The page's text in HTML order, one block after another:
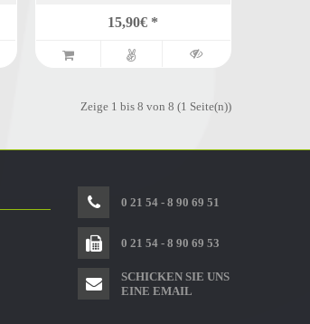
15,90€ *
Zeige 1 bis 8 von 8 (1 Seite(n))
0 21 54 - 8 90 69 51
0 21 54 - 8 90 69 53
SCHICKEN SIE UNS
EINE EMAIL